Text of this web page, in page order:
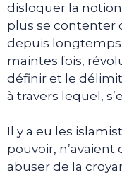
disloquer la
plus se contenter
depuis
maintes fois,
définir et le
à travers lequel,
Il y a eu les
pouvoir,
abuser de la